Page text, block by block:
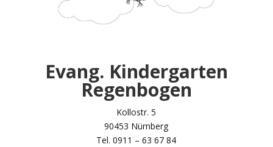
Evang. Kindergarten
Regenbogen
Kollostr. 5
90453 Nürnberg
Tel. 0911 – 63 67 84